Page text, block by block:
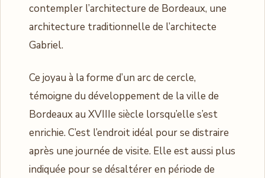
contempler l’architecture de Bordeaux, une
architecture traditionnelle de l’architecte
Gabriel.
Ce joyau à la forme d’un arc de cercle,
témoigne du développement de la ville de
Bordeaux au XVIIIe siècle lorsqu’elle s’est
enrichie. C’est l’endroit idéal pour se distraire
après une journée de visite. Elle est aussi plus
indiquée pour se désaltérer en période de